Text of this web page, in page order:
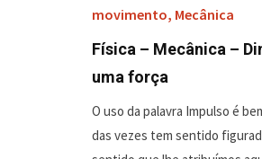
–
movimento, Mecânica
Física – Mecânica –
uma força
O uso da palavra Impulso é
das vezes tem sentido